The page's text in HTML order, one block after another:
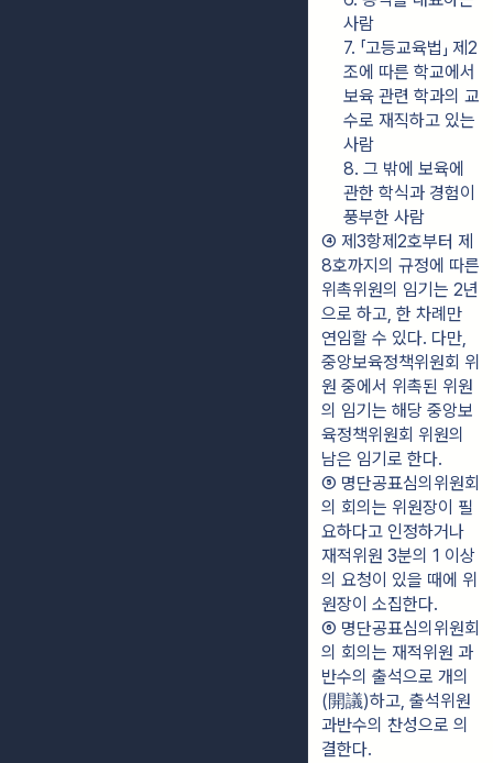
사람
7. 「고등교육법」 제2
조에 따른 학교에서
보육 관련 학과의 교
수로 재직하고 있는
사람
8. 그 밖에 보육에
관한 학식과 경험이
풍부한 사람
④ 제3항제2호부터 제
8호까지의 규정에 따른
위촉위원의 임기는 2년
으로 하고, 한 차례만
연임할 수 있다. 다만,
중앙보육정책위원회 위
원 중에서 위촉된 위원
의 임기는 해당 중앙보
육정책위원회 위원의
남은 임기로 한다.
⑤ 명단공표심의위원회
의 회의는 위원장이 필
요하다고 인정하거나
재적위원 3분의 1 이상
의 요청이 있을 때에 위
원장이 소집한다.
⑥ 명단공표심의위원회
의 회의는 재적위원 과
반수의 출석으로 개의
(開議)하고, 출석위원
과반수의 찬성으로 의
결한다.